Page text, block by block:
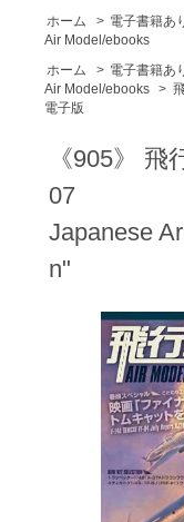
ホーム
> 電子書籍あ
Air Model/ebooks
ホーム
> 電子書籍あ
Air Model/ebooks >
電子版
《905》
07
Japanese
n"